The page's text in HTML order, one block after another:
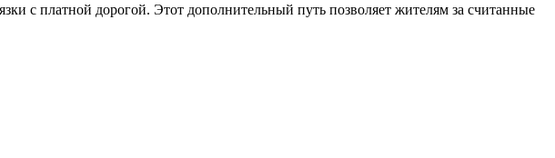
с платной дорогой. Этот дополнительный путь позволяет жителям за считанные